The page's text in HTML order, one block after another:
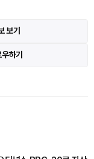
보기
하기